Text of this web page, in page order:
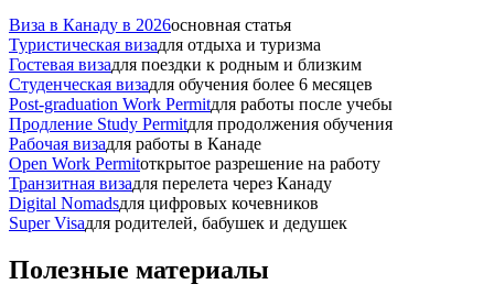
Виза в Канаду в 2026основная статья
Туристическая визадля отдыха и туризма
Гостевая визадля поездки к родным и близким
Студенческая визадля обучения более 6 месяцев
Post-graduation Work Permitдля работы после учебы
Продление Study Permitдля продолжения обучения
Рабочая визадля работы в Канаде
Open Work Permitоткрытое разрешение на работу
Транзитная визадля перелета через Канаду
Digital Nomadsдля цифровых кочевников
Super Visaдля родителей, бабушек и дедушек
Полезные материалы